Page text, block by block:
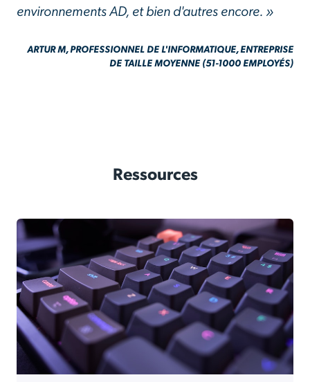
environnements AD, et bien d'autres encore. »
ARTUR M, PROFESSIONNEL DE L'INFORMATIQUE, ENTREPRISE
DE TAILLE MOYENNE (51-1000 EMPLOYÉS)
Ressources